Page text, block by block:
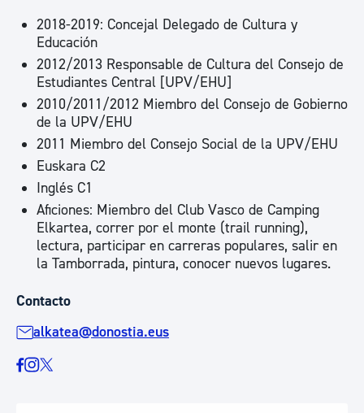
2018-2019: Concejal Delegado de Cultura y
Educación
2012/2013 Responsable de Cultura del Consejo de
Estudiantes Central [UPV/EHU]
2010/2011/2012 Miembro del Consejo de Gobierno
de la UPV/EHU
2011 Miembro del Consejo Social de la UPV/EHU
Euskara C2
Inglés C1
Aficiones: Miembro del Club Vasco de Camping
Elkartea, correr por el monte (trail running),
lectura, participar en carreras populares, salir en
la Tamborrada, pintura, conocer nuevos lugares.
Contacto
alkatea@donostia.eus